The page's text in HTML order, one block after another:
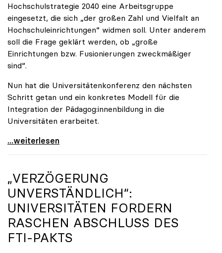
Hochschulstrategie 2040 eine Arbeitsgruppe
eingesetzt, die sich „der großen Zahl und Vielfalt an
Hochschuleinrichtungen“ widmen soll. Unter anderem
soll die Frage geklärt werden, ob „große
Einrichtungen bzw. Fusionierungen zweckmäßiger
sind“.
Nun hat die Universitätenkonferenz den nächsten
Schritt getan und ein konkretes Modell für die
Integration der Pädagog:innenbildung in die
Universitäten erarbeitet.
Schools of Education an den Universitäten: Für
...weiterlesen
„VERZÖGERUNG
UNVERSTÄNDLICH“:
UNIVERSITÄTEN FORDERN
RASCHEN ABSCHLUSS DES
FTI-PAKTS